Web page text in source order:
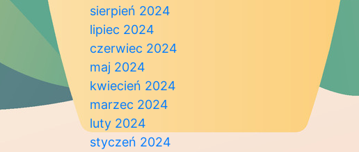
sierpień 2024
lipiec 2024
czerwiec 2024
maj 2024
kwiecień 2024
marzec 2024
luty 2024
styczeń 2024